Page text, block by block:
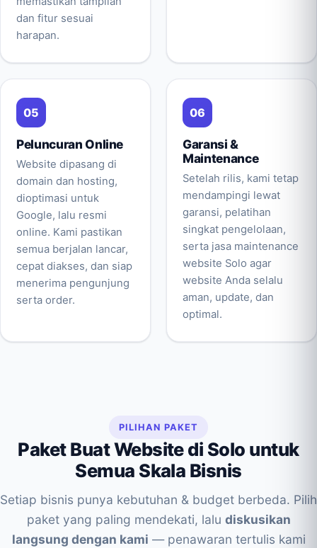
dan fitur sesuai
harapan.
Peluncuran Online
Website dipasang di
domain dan hosting,
dioptimasi untuk
Google, lalu resmi
online. Kami pastikan
semua berjalan lancar,
cepat diakses, dan siap
menerima pengunjung
serta order.
Garansi &
Maintenance
Setelah rilis, kami tetap
mendampingi lewat
garansi, pelatihan
singkat pengelolaan,
serta jasa maintenance
website Solo agar
website Anda selalu
aman, update, dan
optimal.
PILIHAN PAKET
Paket Buat Website di Solo untuk
Semua Skala Bisnis
Setiap bisnis punya kebutuhan & budget berbeda. Pilih
paket yang paling mendekati, lalu diskusikan
langsung dengan kami — penawaran tertulis kami